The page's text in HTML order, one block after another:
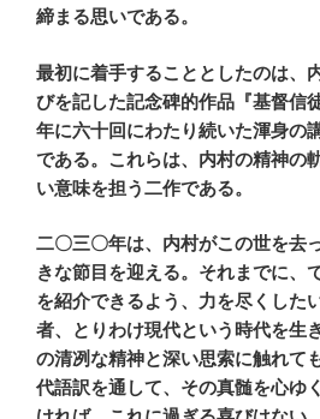
締まる思いである。
最初に着手することとしたのは、
びを記した記念碑的作品『基督信
年に六十回にわたり続いた渾身の
である。これらは、内村の精神の
い意味を担う二作である。
二〇三〇年は、内村がこの世を去
きな節目を迎える。それまでに、
を紹介できるよう、力を尽くした
者、とりわけ現代という時代を生
の清冽な精神と深い思索に触れて
代語訳を通して、その真髄を心ゆ